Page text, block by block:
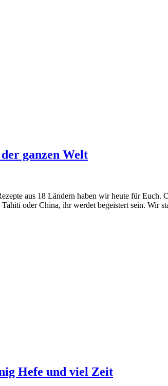
ganzen Welt
aus 18 Ländern haben wir heute für
oder China, ihr werdet begeistert sein. Wir
Hefe und viel Zeit